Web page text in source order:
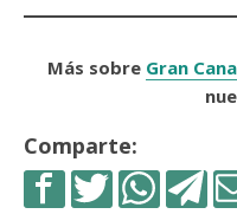
Más sobre Gran
Comparte: